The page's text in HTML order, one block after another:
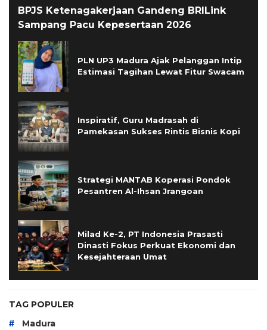
BPJS Ketenagakerjaan Gandeng BRILink
Sampang Pacu Kepesertaan 2026
PLN UP3 Madura Ajak Pelanggan Intip
Estimasi Tagihan Lewat Fitur Swacam
Inspiratif, Guru Madrasah di
Pamekasan Sukses Rintis Bisnis Kopi
Strategi MANTAB Koperasi Pondok
Pesantren Al-Ihsan Jrangoan
Milad Ke-2, PT Indonesia Prasasti
Dinasti Fokus Perkuat Ekonomi dan
Kesejahteraan Umat
TAG POPULER
# Madura